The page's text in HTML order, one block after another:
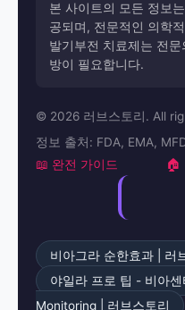
본 사이트의 모든 정보
공되며, 전문적인 의학
발기부전 치료제는 전
방이 필요합니다.
© 2026 러브스토리. All
정보 출처: FDA, EMA,
📖 완전 가이드 🏠
비아그라 순한효과 | 러
야일라 프로 팁 - 비아센
Monitoring | 러브스토리